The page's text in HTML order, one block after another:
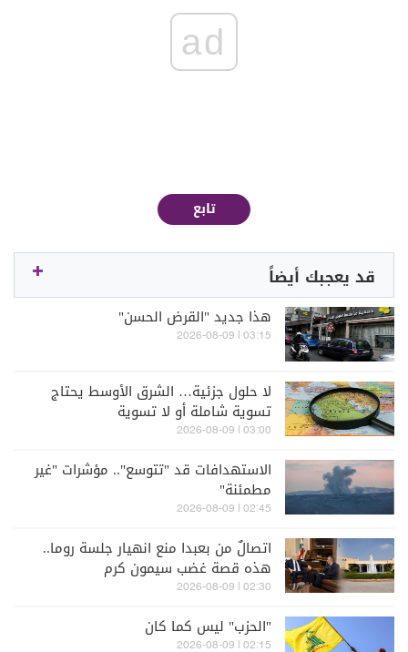
ad
تابع
قد يعجبك أيضاً
هذا جديد "القرض الحسن"
03:15 | 2026-08-09
لا حلول جزئية… الشرق الأوسط يحتاج
تسوية شاملة أو لا تسوية
03:00 | 2026-08-09
الاستهدافات قد "تتوسع".. مؤشرات "غير
مطمئنة"
02:45 | 2026-08-09
اتصالٌ من بعبدا منع انهيار جلسة روما..
هذه قصة غضب سيمون كرم
02:30 | 2026-08-09
"الحزب" ليس كما كان
02:15 | 2026-08-09